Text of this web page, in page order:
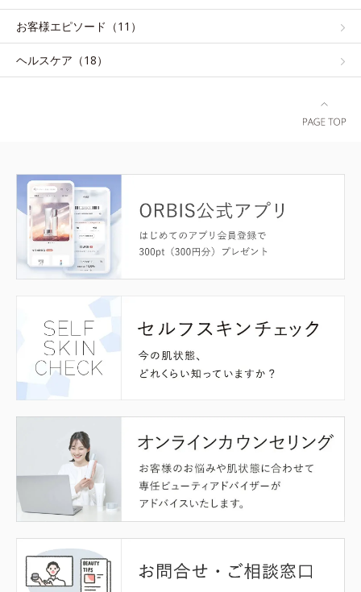
お客様エピソード（11）
ヘルスケア（18）